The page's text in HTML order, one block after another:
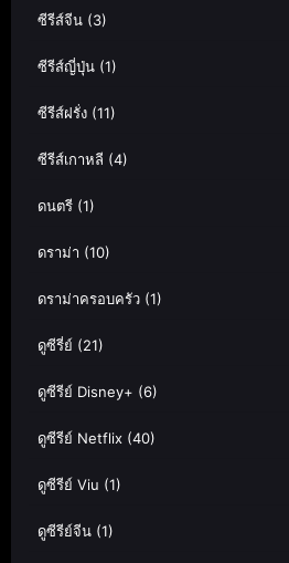
ซีรีส์จีน (3)
ซีรีส์ญี่ปุ่น (1)
ซีรีส์ฝรั่ง (11)
ซีรีส์เกาหลี (4)
ดนตรี (1)
ดราม่า (10)
ดราม่าครอบครัว (1)
ดูซีรี่ย์ (21)
ดูซีรีย์ Disney+ (6)
ดูซีรีย์ Netflix (40)
ดูซีรีย์ Viu (1)
ดูซีรีย์จีน (1)